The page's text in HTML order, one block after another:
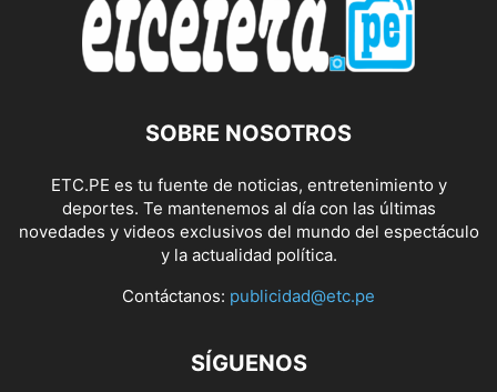
SOBRE NOSOTROS
ETC.PE es tu fuente de noticias, entretenimiento y
deportes. Te mantenemos al día con las últimas
novedades y videos exclusivos del mundo del espectáculo
y la actualidad política.
Contáctanos: publicidad@etc.pe
SÍGUENOS